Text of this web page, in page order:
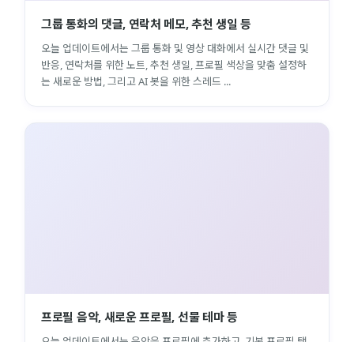
그룹 통화의 댓글, 연락처 메모, 추천 생일 등
오늘 업데이트에서는 그룹 통화 및 영상 대화에서 실시간 댓글 및
반응, 연락처를 위한 노트, 추천 생일, 프로필 색상을 맞춤 설정하
는 새로운 방법, 그리고 AI 봇을 위한 스레드 ...
프로필 음악, 새로운 프로필, 선물 테마 등